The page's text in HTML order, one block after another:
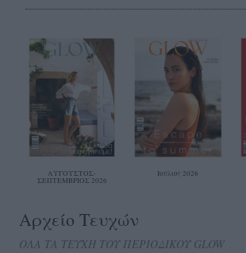
ΑΥΓΟΥΣΤΟΣ-
ΣΕΠΤΕΜΒΡΙΟΣ 2026
Ιούλιος 2026
Αρχείο Τευχών
ΟΛΑ ΤΑ ΤΕΥΧΗ ΤΟΥ ΠΕΡΙΟΔΙΚΟΥ GLOW